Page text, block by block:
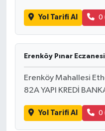
Yol Tarifi Al 0
Erenköy Pınar Eczanesi
Erenköy Mahallesi
82A YAPI KREDİ
Yol Tarifi Al 0